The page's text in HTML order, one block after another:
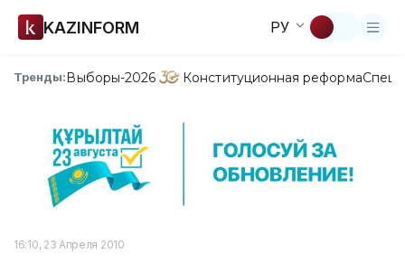
KAZINFORM РУ
Тренды:Выборы-2026 Конституционная реформа
16:10, 23 Апреля 2010